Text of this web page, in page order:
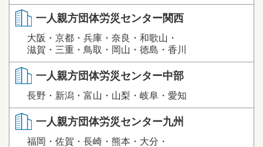
一人親方団体労災センター関西
大阪・京都・兵庫・奈良・和歌山・
滋賀・三重・鳥取・岡山・徳島・香川
一人親方団体労災センター中部
長野・新潟・富山・山梨・岐阜・愛知
一人親方団体労災センター九州
福岡・佐賀・長崎・熊本・大分・